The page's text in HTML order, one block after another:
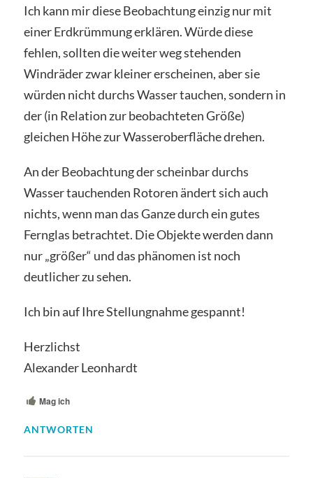
Ich kann mir diese Beobachtung einzig nur mit
einer Erdkrümmung erklären. Würde diese
fehlen, sollten die weiter weg stehenden
Windräder zwar kleiner erscheinen, aber sie
würden nicht durchs Wasser tauchen, sondern in
der (in Relation zur beobachteten Größe)
gleichen Höhe zur Wasseroberfläche drehen.
An der Beobachtung der scheinbar durchs
Wasser tauchenden Rotoren ändert sich auch
nichts, wenn man das Ganze durch ein gutes
Fernglas betrachtet. Die Objekte werden dann
nur „größer“ und das phänomen ist noch
deutlicher zu sehen.
Ich bin auf Ihre Stellungnahme gespannt!
Herzlichst
Alexander Leonhardt
Mag ich
ANTWORTEN